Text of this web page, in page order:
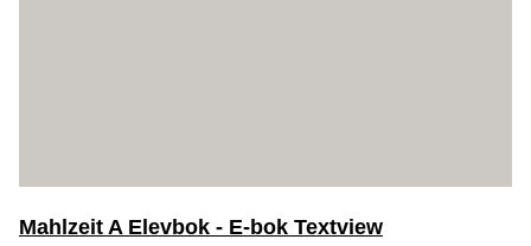
Mahlzeit A Elevbok - E-bok Textview